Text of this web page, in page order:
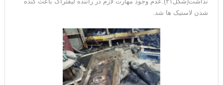
شدن لاستیک ها شد.